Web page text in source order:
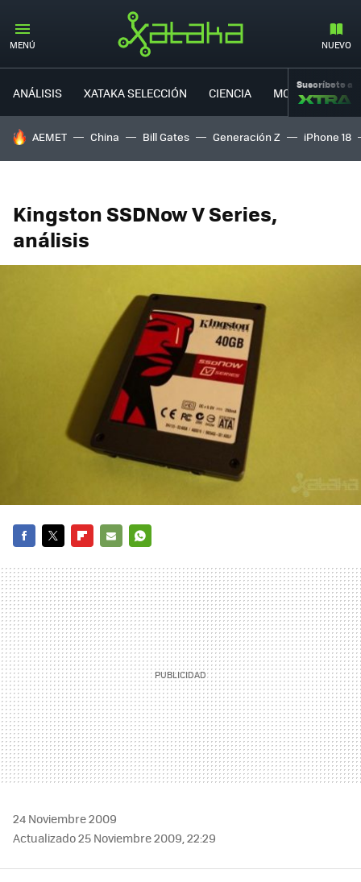
MENÚ NUEVO
ANÁLISIS XATAKA SELECCIÓN CIENCIA MOVILIDAD
Suscríbete a
HOY SE HABLA DE
AEMET China Bill Gates Generación Z iPhone 18
Kingston SSDNow V Series,
análisis
MAIL
24 Noviembre 2009
Actualizado 25 Noviembre 2009, 22:29